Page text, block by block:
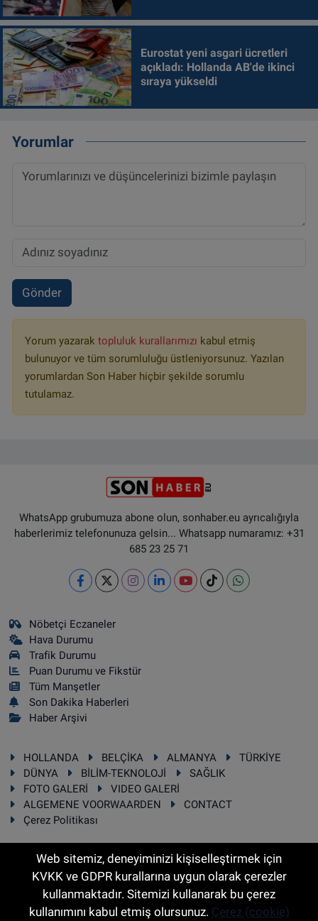
Eurostat yeni asgari ücretleri
açıkladı: Hollanda AB'de ikinci
sıraya yükseldi
Yorumlar
Gönder
Yorum yazarak topluluk kurallarımızı kabul etmiş
bulunuyor ve tüm sorumluluğu üstleniyorsunuz. Yazılan
yorumlardan Son Haber hiçbir şekilde sorumlu
tutulamaz.
WhatsApp grubumuza abone olun, sonhaber.eu ayrıcalığıyla
haberlerimiz telefonunuza gelsin... Whatsapp numaramız: +31
685 23 25 71
Nöbetçi Eczaneler
Hava Durumu
Trafik Durumu
Puan Durumu ve Fikstür
Tüm Manşetler
Son Dakika Haberleri
Haber Arşivi
HOLLANDA BELÇİKA ALMANYA
TÜRKİYE
DÜNYA
BİLİM-TEKNOLOJİ
SAĞLIK
FOTO GALERİ
VIDEO GALERİ
ALGEMENE VOORWAARDEN
CONTACT
Çerez Politikası
RSS Copyright © 2025 Sonhaber.eu Her hakkı saklıdır.
Web sitemiz, deneyiminizi kişiselleştirmek için
KVKK ve GDPR kurallarına uygun olarak çerezler
kullanmaktadır. Sitemizi kullanarak bu çerez
kullanımını kabul etmiş olursunuz. Çerez (cookie)